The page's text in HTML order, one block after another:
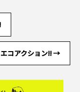
エコアクション!!→